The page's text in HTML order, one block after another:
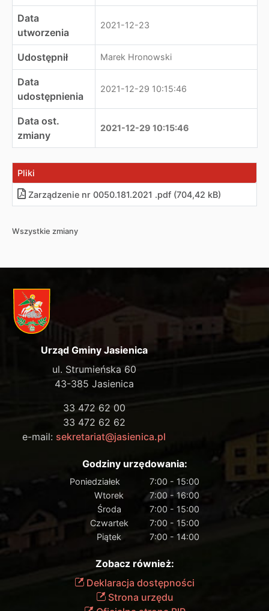
Data
utworzenia
2021-12-23
Udostępnił Marek Hronowski
Data
udostępnienia
2021-12-29 10:15:46
Data ost.
zmiany
2021-12-29 10:15:46
Pliki
Zarządzenie nr 0050.181.2021 .pdf (704,42 kB)
Wszystkie zmiany
Urząd Gminy Jasienica
ul. Strumieńska 60
43-385 Jasienica
33 472 62 00
33 472 62 62
e-mail: sekretariat@jasienica.pl
Godziny urzędowania:
Poniedziałek
7:00 - 15:00
Wtorek
7:00 - 16:00
Środa
7:00 - 15:00
Czwartek
7:00 - 15:00
Piątek
7:00 - 14:00
Zobacz również:
Deklaracja dostępności
Strona urzędu